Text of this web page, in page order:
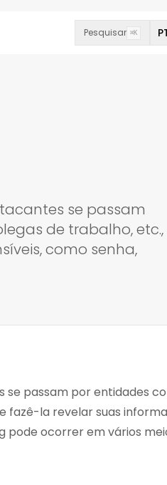
Pesquisar ⌘K
se passam
de trabalho, etc.,
como senha,
passam por entidades
la revelar suas
ocorrer em vários